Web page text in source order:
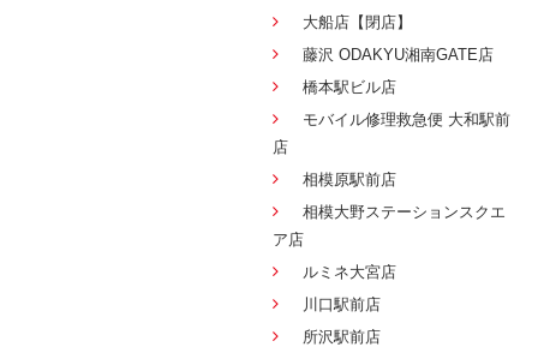
大船店【閉店】
藤沢 ODAKYU湘南GATE店
橋本駅ビル店
モバイル修理救急便 大和駅前
店
相模原駅前店
相模大野ステーションスクエ
ア店
ルミネ大宮店
川口駅前店
所沢駅前店